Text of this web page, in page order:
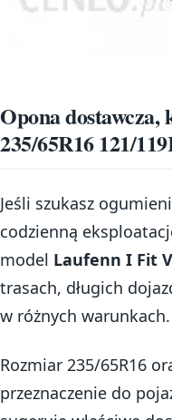
Opona
235/65R16 121/
Jeśli szukasz
codzienną
model Laufenn I Fit
trasach, długich
w różnych warunkach.
Rozmiar 235/65R16
przeznaczenie do